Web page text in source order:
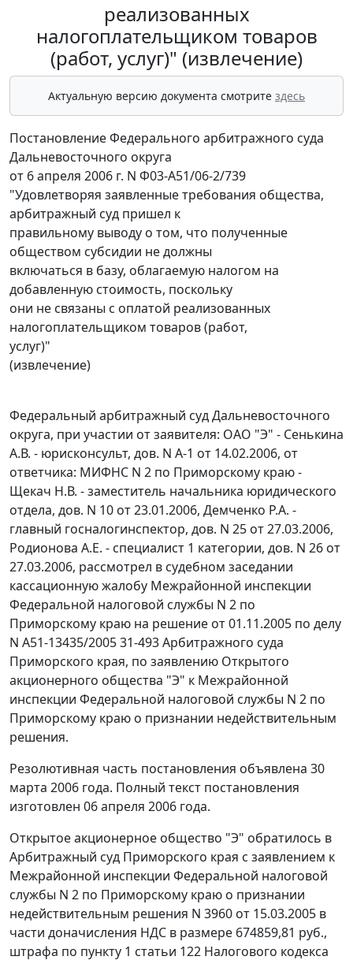
реализованных
налогоплательщиком товаров
(работ, услуг)" (извлечение)
Актуальную версию документа смотрите здесь
Постановление Федерального арбитражного суда
Дальневосточного округа
от 6 апреля 2006 г. N Ф03-А51/06-2/739
"Удовлетворяя заявленные требования общества,
арбитражный суд пришел к
правильному выводу о том, что полученные
обществом субсидии не должны
включаться в базу, облагаемую налогом на
добавленную стоимость, поскольку
они не связаны с оплатой реализованных
налогоплательщиком товаров (работ,
услуг)"
(извлечение)
Федеральный арбитражный суд Дальневосточного
округа, при участии от заявителя: ОАО "Э" - Сенькина
А.В. - юрисконсульт, дов. N А-1 от 14.02.2006, от
ответчика: МИФНС N 2 по Приморскому краю -
Щекач Н.В. - заместитель начальника юридического
отдела, дов. N 10 от 23.01.2006, Демченко Р.А. -
главный госналогинспектор, дов. N 25 от 27.03.2006,
Родионова А.Е. - специалист 1 категории, дов. N 26 от
27.03.2006, рассмотрел в судебном заседании
кассационную жалобу Межрайонной инспекции
Федеральной налоговой службы N 2 по
Приморскому краю на решение от 01.11.2005 по делу
N А51-13435/2005 31-493 Арбитражного суда
Приморского края, по заявлению Открытого
акционерного общества "Э" к Межрайонной
инспекции Федеральной налоговой службы N 2 по
Приморскому краю о признании недействительным
решения.
Резолютивная часть постановления объявлена 30
марта 2006 года. Полный текст постановления
изготовлен 06 апреля 2006 года.
Открытое акционерное общество "Э" обратилось в
Арбитражный суд Приморского края с заявлением к
Межрайонной инспекции Федеральной налоговой
службы N 2 по Приморскому краю о признании
недействительным решения N 3960 от 15.03.2005 в
части доначисления НДС в размере 674859,81 руб.,
штрафа по пункту 1 статьи 122 Налогового кодекса